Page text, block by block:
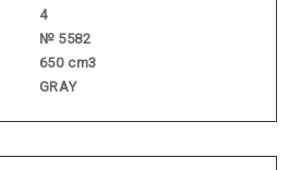
4
№ 5582
650 cm3
GRAY